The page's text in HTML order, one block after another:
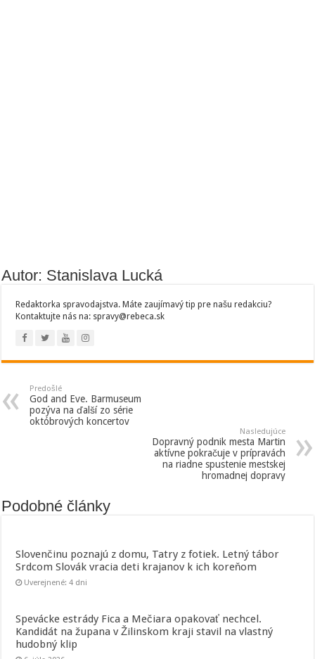
Autor: Stanislava Lucká
Redaktorka spravodajstva. Máte zaujímavý tip pre našu redakciu?
Kontaktujte nás na: spravy@rebeca.sk
Predošlé
God and Eve. Barmuseum
pozýva na ďalší zo série
októbrových koncertov
Nasledujúce
Dopravný podnik mesta Martin
aktívne pokračuje v prípravách
na riadne spustenie mestskej
hromadnej dopravy
Podobné články
Slovenčinu poznajú z domu, Tatry z fotiek. Letný tábor
Srdcom Slovák vracia deti krajanov k ich koreňom
Uverejnené: 4 dni
Spevácke estrády Fica a Mečiara opakovať nechcel.
Kandidát na župana v Žilinskom kraji stavil na vlastný
hudobný klip